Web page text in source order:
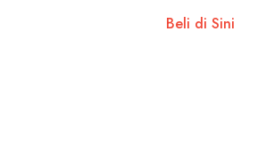
Beli di Sini